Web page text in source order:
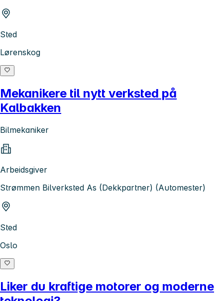
Sted
Lørenskog
Mekanikere til nytt verksted på
Kalbakken
Bilmekaniker
Arbeidsgiver
Strømmen Bilverksted As (Dekkpartner) (Automester)
Sted
Oslo
Liker du kraftige motorer og moderne